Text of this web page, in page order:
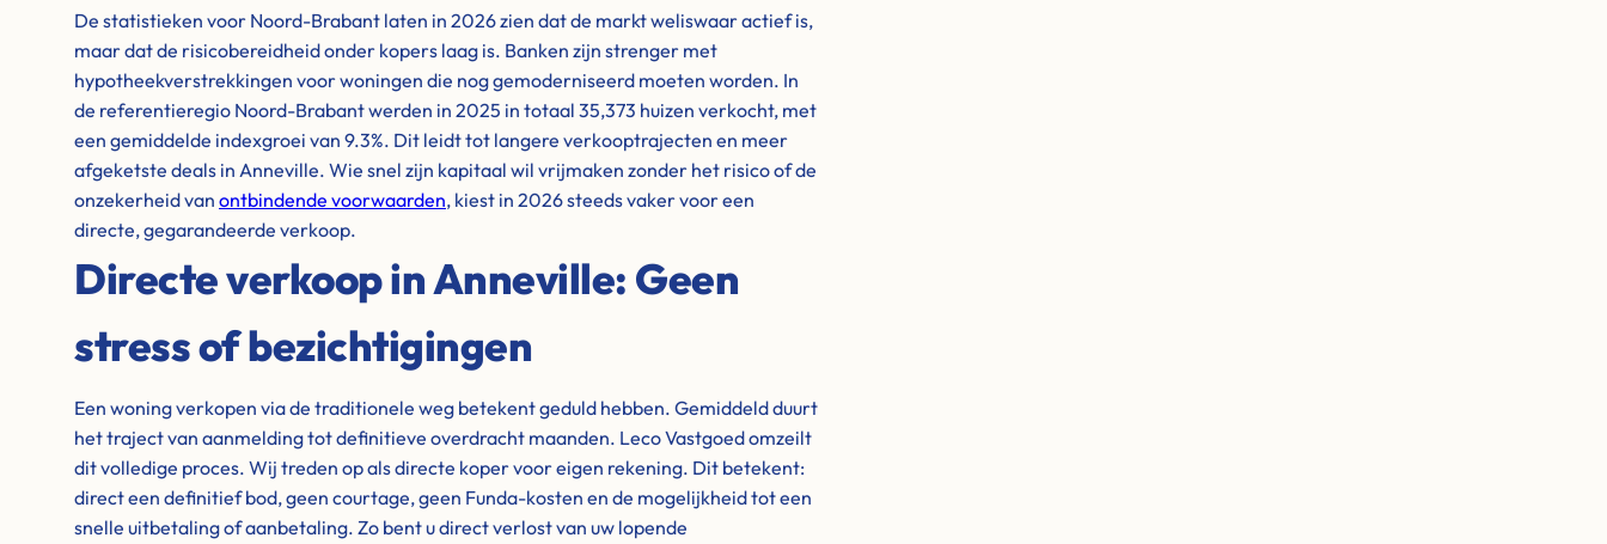
De statistieken voor Noord-Brabant laten in 2026 zien dat de markt weliswaar actief is,
maar dat de risicobereidheid onder kopers laag is. Banken zijn strenger met
hypotheekverstrekkingen voor woningen die nog gemoderniseerd moeten worden. In
de referentieregio Noord-Brabant werden in 2025 in totaal 35,373 huizen verkocht, met
een gemiddelde indexgroei van 9.3%. Dit leidt tot langere verkooptrajecten en meer
afgeketste deals in Anneville. Wie snel zijn kapitaal wil vrijmaken zonder het risico of de
onzekerheid van ontbindende voorwaarden, kiest in 2026 steeds vaker voor een
directe, gegarandeerde verkoop.
Directe verkoop in Anneville: Geen
stress of bezichtigingen
Een woning verkopen via de traditionele weg betekent geduld hebben. Gemiddeld duurt
het traject van aanmelding tot definitieve overdracht maanden. Leco Vastgoed omzeilt
dit volledige proces. Wij treden op als directe koper voor eigen rekening. Dit betekent:
direct een definitief bod, geen courtage, geen Funda-kosten en de mogelijkheid tot een
snelle uitbetaling of aanbetaling. Zo bent u direct verlost van uw lopende